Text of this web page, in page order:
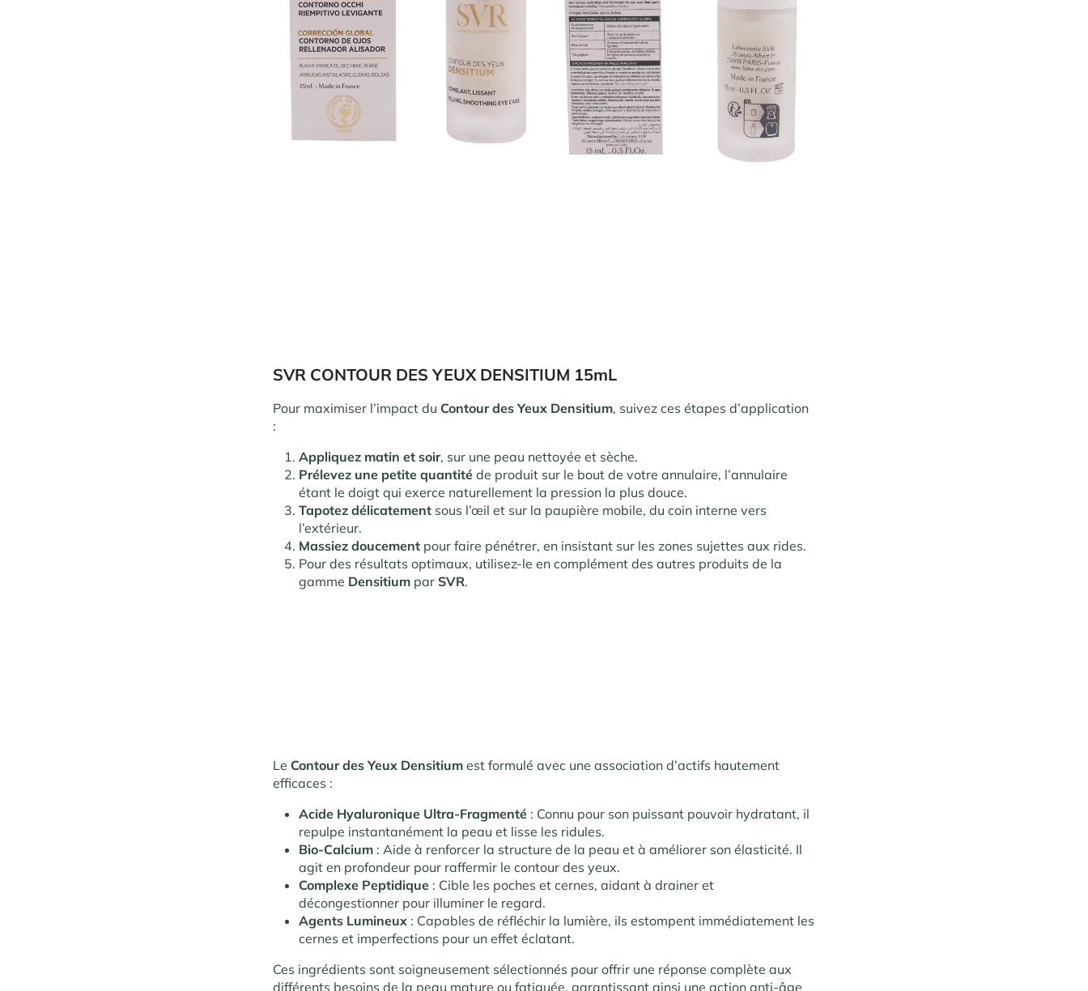
SVR CONTOUR DES YEUX DENSITIUM 15mL
Pour maximiser l’impact du Contour des Yeux Densitium, suivez ces étapes d’application
:
Appliquez matin et soir, sur une peau nettoyée et sèche.
Prélevez une petite quantité de produit sur le bout de votre annulaire, l’annulaire
étant le doigt qui exerce naturellement la pression la plus douce.
Tapotez délicatement sous l’œil et sur la paupière mobile, du coin interne vers
l’extérieur.
Massiez doucement pour faire pénétrer, en insistant sur les zones sujettes aux rides.
Pour des résultats optimaux, utilisez-le en complément des autres produits de la
gamme Densitium parSVR.
Le Contour des Yeux Densitium est formulé avec une association d’actifs hautement
efficaces :
Acide Hyaluronique Ultra-Fragmenté : Connu pour son puissant pouvoir hydratant, il
repulpe instantanément la peau et lisse les ridules.
Bio-Calcium : Aide à renforcer la structure de la peau et à améliorer son élasticité. Il
agit en profondeur pour raffermir le contour des yeux.
Complexe Peptidique : Cible les poches et cernes, aidant à drainer et
décongestionner pour illuminer le regard.
Agents Lumineux : Capables de réfléchir la lumière, ils estompent immédiatement les
cernes et imperfections pour un effet éclatant.
Ces ingrédients sont soigneusement sélectionnés pour offrir une réponse complète aux
différents besoins de la peau mature ou fatiguée, garantissant ainsi une action anti-âge